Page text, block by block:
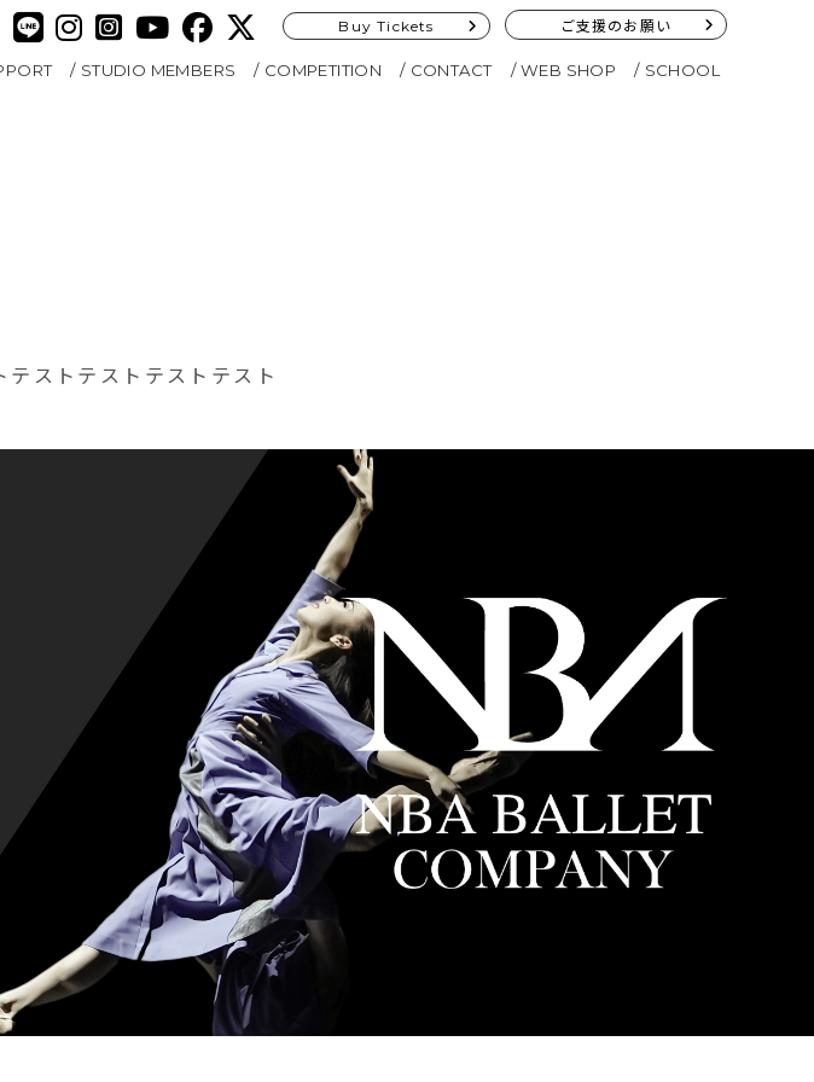
Buy Tickets ご支援のお願い
STUDIO MEMBERS COMPETITION CONTACT WEB SHOP SCHOOL
ストテストテストテスト